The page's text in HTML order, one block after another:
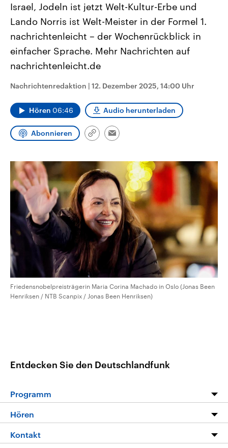
Umfragen, Prognosen,
und Hintergründe zu den Parteien
und Kandidaten der anstehenden
Wahl.
Sendungen Programm Podcasts
Audio-Archiv
Israel, Jodeln ist jetzt Welt-Kultur-Erbe und
Lando Norris ist Welt-Meister in der Formel 1.
nachrichtenleicht – der Wochenrückblick in
einfacher Sprache. Mehr Nachrichten auf
nachrichtenleicht.de
Nachrichtenredaktion | 12. Dezember 2025, 14:00 Uhr
Hören 06:46 Audio herunterladen
Abonnieren
Link
Email
Friedensnobelpreisträgerin Maria Corina Machado in Oslo (Jonas Been
Henriksen / NTB Scanpix / Jonas Been Henriksen)
Entdecken Sie den Deutschlandfunk
Programm
Programm
Die Nachrichten
Hören
Livestream
Kontakt